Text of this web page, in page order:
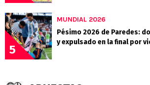
5
MUNDIAL 2026
Pésimo 2026 de Paredes:
y expulsado en la final por